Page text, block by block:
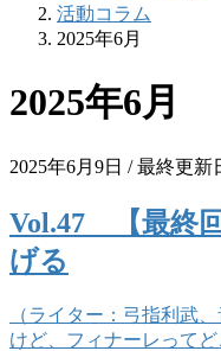
活動コラム
2025年6月
2025年6月
2025年6月9日 / 最終更新
Vol.47 【最終
げる
（ライター：弓指利武
けど、フィナーレって